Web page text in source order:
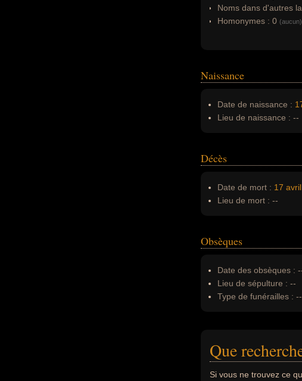
Noms dans d'autres
Homonymes : 0 (aucun)
Naissance
Date de naissance :
Lieu de naissance : --
Décès
Date de mort : 17 avril
Lieu de mort : --
Obsèques
Date des obsèques :
Lieu de sépulture : --
Type de funérailles : --
Que
Si vous ne trouvez ce